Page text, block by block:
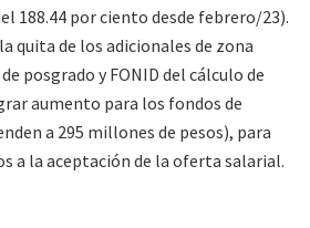
188.44 por ciento desde febrero/23).
quita de los adicionales de zona
posgrado y FONID del cálculo de
aumento para los fondos de
a 295 millones de pesos), para
a la aceptación de la oferta salarial.